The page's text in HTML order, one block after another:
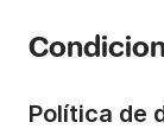
Capacidad a
Política de